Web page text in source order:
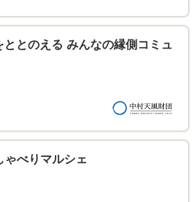
ととのえる みんなの縁側コミュ
ゃべりマルシェ